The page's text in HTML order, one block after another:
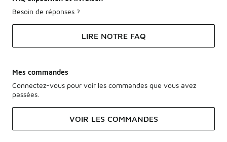
Besoin de réponses ?
LIRE NOTRE FAQ
Mes commandes
Connectez-vous pour voir les commandes que vous avez
passées.
VOIR LES COMMANDES